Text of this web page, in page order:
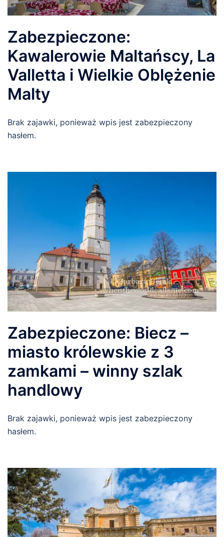
Zabezpieczone:
Kawalerowie Maltańscy, La
Valletta i Wielkie Oblężenie
Malty
Brak zajawki, ponieważ wpis jest zabezpieczony
hasłem.
Zabezpieczone: Biecz –
miasto królewskie z 3
zamkami – winny szlak
handlowy
Brak zajawki, ponieważ wpis jest zabezpieczony
hasłem.